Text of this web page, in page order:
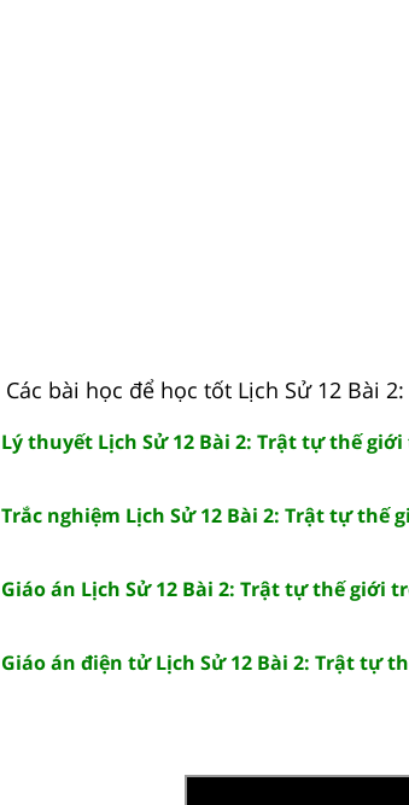
Các bài học để học tốt Lịch Sử 12 Bài
Lý thuyết Lịch Sử 12 Bài 2: Trật tự thế
Trắc nghiệm Lịch Sử 12 Bài 2: Trật tự thế
Giáo án Lịch Sử 12 Bài 2: Trật tự thế giới
Giáo án điện tử Lịch Sử 12 Bài 2: Trật tự